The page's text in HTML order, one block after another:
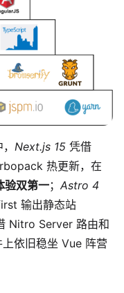
Next.js 15 凭借
热更新，在
验双第一； Astro 4
输出静态站
Nitro Server 路由和
依旧稳坐 Vue 阵营